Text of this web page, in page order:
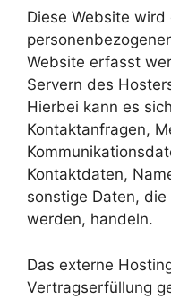
Diese Website
Website erfasst
Servern des
Hierbei kann es
Kontaktanfragen,
Kontaktdaten,
sonstige Daten,
werden, handeln.
Das externe
Vertragserfüllung